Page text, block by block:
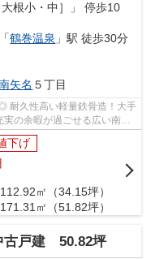
根小・中］」 停歩10
「鶴巻温泉 」駅 徒歩30分
矢名 ５丁目
耐久性高い軽量鉄骨造！大手
実の余暇が過ごせる広い南庭
下げ
㎡（34.15坪）
㎡（51.82坪）
戸建 50.82坪